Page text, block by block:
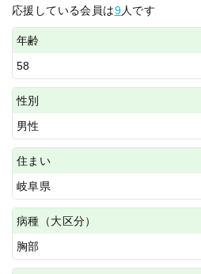
応援している会員は9人です
年齢
58
性別
男性
住まい
岐阜県
病種（大区分）
胸部